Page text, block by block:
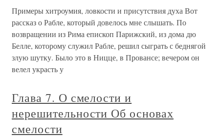
Примеры хитроумия, ловкости и присутствия духа Вот
рассказ о Рабле, который довелось мне слышать. По
возвращении из Рима епископ Парижский, из дома дю
Белле, которому служил Рабле, решил сыграть с беднягой
злую шутку. Было это в Ницце, в Провансе; вечером он
велел украсть у
Глава 7. О смелости и
нерешительности Об основах
смелости